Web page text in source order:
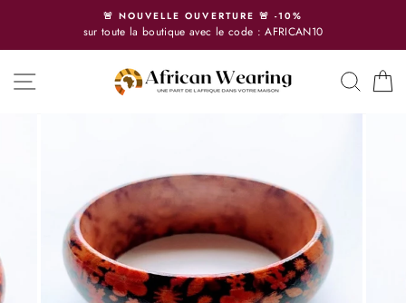
Inhalt
🚨 NOUVELLE OUVERTURE 🚨 -10%
sur toute la boutique avec le code : AFRICAN10
SEITENNAVIGATION